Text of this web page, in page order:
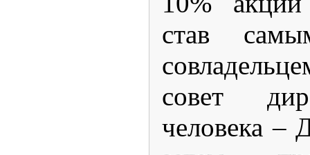
став
совет
человека –